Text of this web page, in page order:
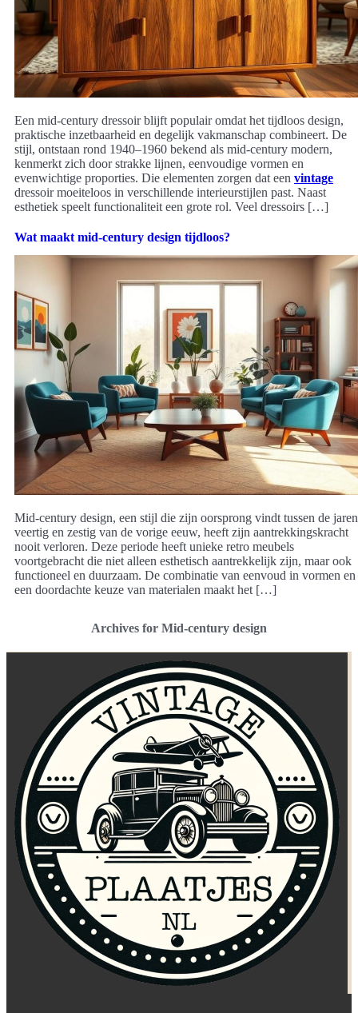
Een mid-century dressoir blijft populair omdat het tijdloos design,
praktische inzetbaarheid en degelijk vakmanschap combineert. De
stijl, ontstaan rond 1940–1960 bekend als mid-century modern,
kenmerkt zich door strakke lijnen, eenvoudige vormen en
evenwichtige proporties. Die elementen zorgen dat een vintage
dressoir moeiteloos in verschillende interieurstijlen past. Naast
esthetiek speelt functionaliteit een grote rol. Veel dressoirs […]
Wat maakt mid-century design tijdloos?
Mid-century design, een stijl die zijn oorsprong vindt tussen de jaren
veertig en zestig van de vorige eeuw, heeft zijn aantrekkingskracht
nooit verloren. Deze periode heeft unieke retro meubels
voortgebracht die niet alleen esthetisch aantrekkelijk zijn, maar ook
functioneel en duurzaam. De combinatie van eenvoud in vormen en
een doordachte keuze van materialen maakt het […]
Archives for Mid-century design